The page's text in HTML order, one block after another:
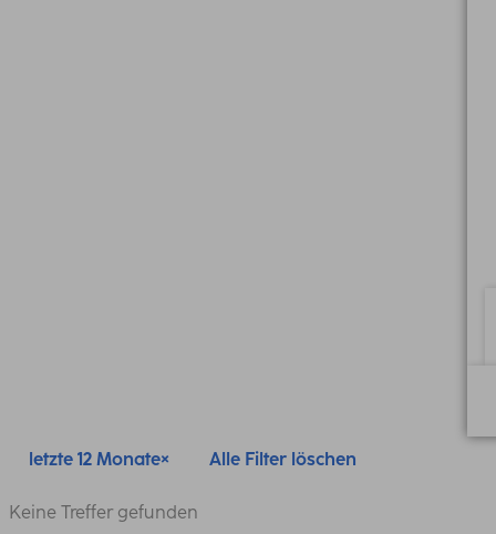
letzte 12 Monate Alle Filter löschen
Keine Treffer gefunden